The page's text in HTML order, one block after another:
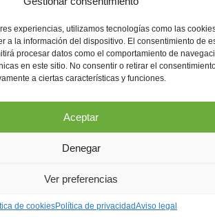
experiencias, utilizamos tecnologías como las
a la información del dispositivo. El consentimiento de
procesar datos como el comportamiento de
en este sitio. No consentir o retirar el
a ciertas características y funciones.
Aceptar
Denegar
Ver preferencias
de cookiesPolítica de privacidadAviso legal